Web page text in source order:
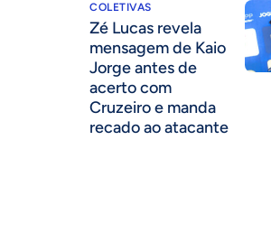
COLETIVAS
Zé Lucas revela
mensagem de Kaio
Jorge antes de
acerto com
Cruzeiro e manda
recado ao atacante